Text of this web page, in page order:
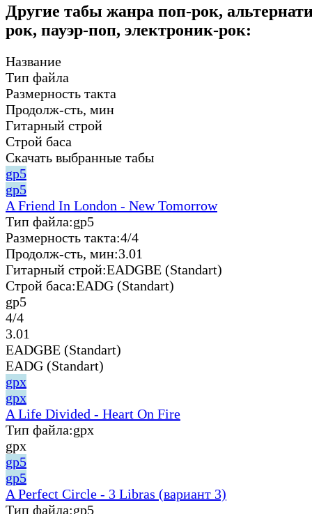
Другие табы жанра поп-рок,
рок, пауэр-поп, электроник-рок:
Название
Тип файла
Размерность такта
Продолж-сть, мин
Гитарный строй
Строй баса
Скачать выбранные табы
gp5
gp5
A Friend In London - New Tomorrow
Тип файла:gp5
Размерность такта:4/4
Продолж-сть, мин:3.01
Гитарный строй:EADGBE (Standart)
Строй баса:EADG (Standart)
gp5
4/4
3.01
EADGBE (Standart)
EADG (Standart)
gpx
gpx
A Life Divided - Heart On Fire
Тип файла:gpx
gpx
gp5
gp5
A Perfect Circle - 3 Libras (вариант 3)
Тип файла:gp5